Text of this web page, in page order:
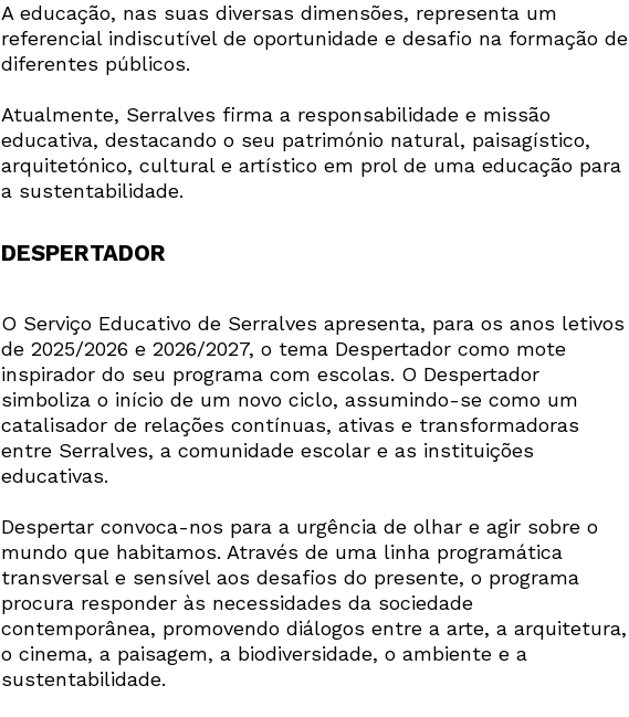
A educação, nas suas diversas dimensões, representa um
referencial indiscutível de oportunidade e desafio na formação de
diferentes públicos.
Atualmente, Serralves firma a responsabilidade e missão
educativa, destacando o seu património natural, paisagístico,
arquitetónico, cultural e artístico em prol de uma educação para
a sustentabilidade.
DESPERTADOR
O Serviço Educativo de Serralves apresenta, para os anos letivos
de 2025/2026 e 2026/2027, o tema Despertador como mote
inspirador do seu programa com escolas. O Despertador
simboliza o início de um novo ciclo, assumindo-se como um
catalisador de relações contínuas, ativas e transformadoras
entre Serralves, a comunidade escolar e as instituições
educativas.
Despertar convoca-nos para a urgência de olhar e agir sobre o
mundo que habitamos. Através de uma linha programática
transversal e sensível aos desafios do presente, o programa
procura responder às necessidades da sociedade
contemporânea, promovendo diálogos entre a arte, a arquitetura,
o cinema, a paisagem, a biodiversidade, o ambiente e a
sustentabilidade.